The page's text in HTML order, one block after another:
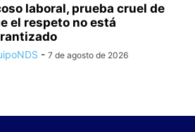
laboral, prueba cruel de
el respeto no está
- 7 de agosto de 2026